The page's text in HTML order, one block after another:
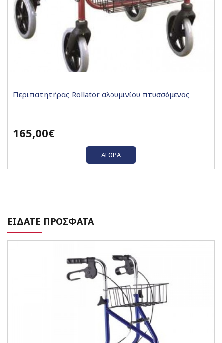
Περιπατητήρας Rollator αλουμινίου πτυσσόμενος
165,00€
ΑΓΟΡΆ
ΕΙΔΑΤΕ ΠΡΟΣΦΑΤΑ